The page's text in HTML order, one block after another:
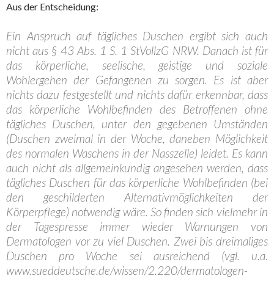
Aus der Entscheidung:
Ein Anspruch auf tägliches Duschen ergibt sich auch
nicht aus § 43 Abs. 1 S. 1 StVollzG NRW. Danach ist für
das körperliche, seelische, geistige und soziale
Wohlergehen der Gefangenen zu sorgen. Es ist aber
nichts dazu festgestellt und nichts dafür erkennbar, dass
das körperliche Wohlbefinden des Betroffenen ohne
tägliches Duschen, unter den gegebenen Umständen
(Duschen zweimal in der Woche, daneben Möglichkeit
des normalen Waschens in der Nasszelle) leidet. Es kann
auch nicht als allgemeinkundig angesehen werden, dass
tägliches Duschen für das körperliche Wohlbefinden (bei
den geschilderten Alternativmöglichkeiten der
Körperpflege) notwendig wäre. So finden sich vielmehr in
der Tagespresse immer wieder Warnungen von
Dermatologen vor zu viel Duschen. Zwei bis dreimaliges
Duschen pro Woche sei ausreichend (vgl. u.a.
www.sueddeutsche.de/wissen/2.220/dermatologen-